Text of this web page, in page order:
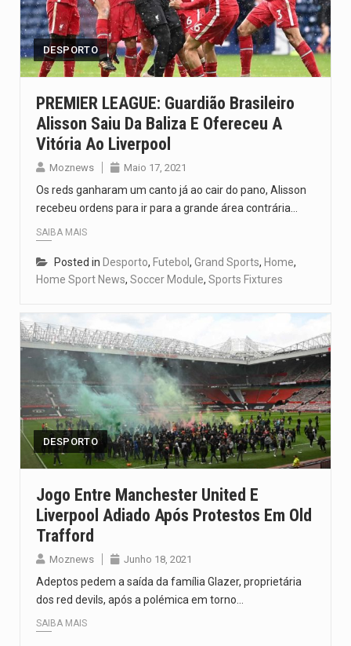
DESPORTO
PREMIER LEAGUE: Guardião Brasileiro
Alisson Saiu Da Baliza E Ofereceu A
Vitória Ao Liverpool
Moznews Maio 17, 2021
Os reds ganharam um canto já ao cair do pano, Alisson
recebeu ordens para ir para a grande área contrária…
SAIBA MAIS
Posted in Desporto, Futebol , Grand Sports, Home,
Home Sport News, Soccer Module, Sports Fixtures
DESPORTO
Jogo Entre Manchester United E
Liverpool Adiado Após Protestos Em Old
Trafford
Moznews Junho 18, 2021
Adeptos pedem a saída da família Glazer, proprietária
dos red devils, após a polémica em torno…
SAIBA MAIS